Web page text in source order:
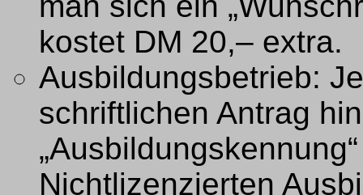
kostet DM 20,– extra.
Ausbildungsbetrieb:
schriftlichen Antrag
Nichtlizenzierten